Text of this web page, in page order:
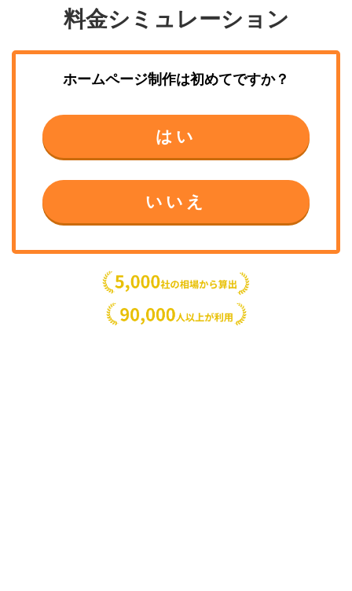
料金シミュレーション
ホームページ制作は初めてですか？
はい
いいえ